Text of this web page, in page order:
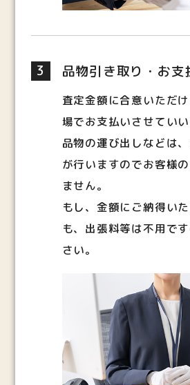
3 品物引き取り・お支
査定金額に合意いただ
場でお支払いさせていい
品物の運び出しなどは
が行いますのでお客様
ません。
もし、金額にご納得い
も、出張料等は不用で
さい。